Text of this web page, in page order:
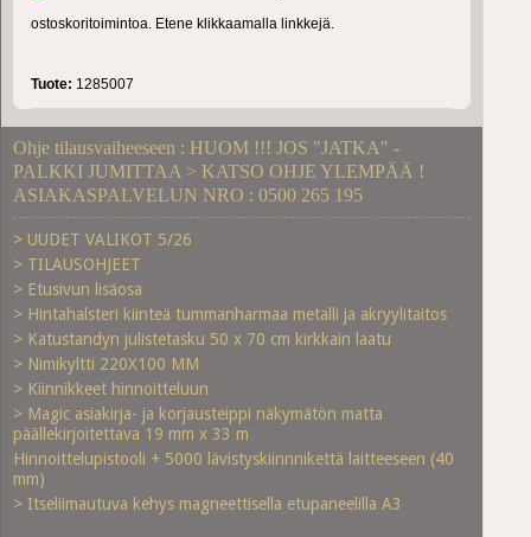
ostoskoritoimintoa. Etene klikkaamalla linkkejä.
Tuote: 1285007
Ohje tilausvaiheeseen : HUOM !!! JOS "JATKA" -
PALKKI JUMITTAA > KATSO OHJE YLEMPÄÄ !
ASIAKASPALVELUN NRO : 0500 265 195
> UUDET VALIKOT 5/26
> TILAUSOHJEET
> Etusivun lisäosa
> Hintahalsteri kiinteä tummanharmaa metalli ja akryylitaitos
> Katustandyn julistetasku 50 x 70 cm kirkkain laatu
> Nimikyltti 220X100 MM
> Kiinnikkeet hinnoitteluun
> Magic asiakirja- ja korjausteippi näkymätön matta
päällekirjoitettava 19 mm x 33 m
Hinnoittelupistooli + 5000 lävistyskiinnnikettä laitteeseen (40
mm)
> Itseliimautuva kehys magneettisella etupaneelilla A3